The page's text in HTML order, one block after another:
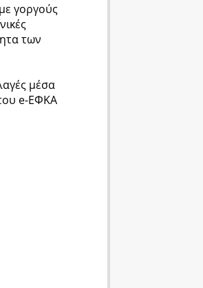
γοργούς
των
μέσα
e-ΕΦΚΑ